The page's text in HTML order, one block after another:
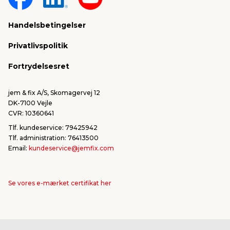
Sponsorater & projekter
Handelsbetingelser
Privatlivspolitik
Fortrydelsesret
jem & fix A/S, Skomagervej 12
DK-7100 Vejle
CVR: 10360641
Tlf. kundeservice: 79425942
Tlf. administration: 76413500
Email: kundeservice@jemfix.com
Se vores e-mærket certifikat her